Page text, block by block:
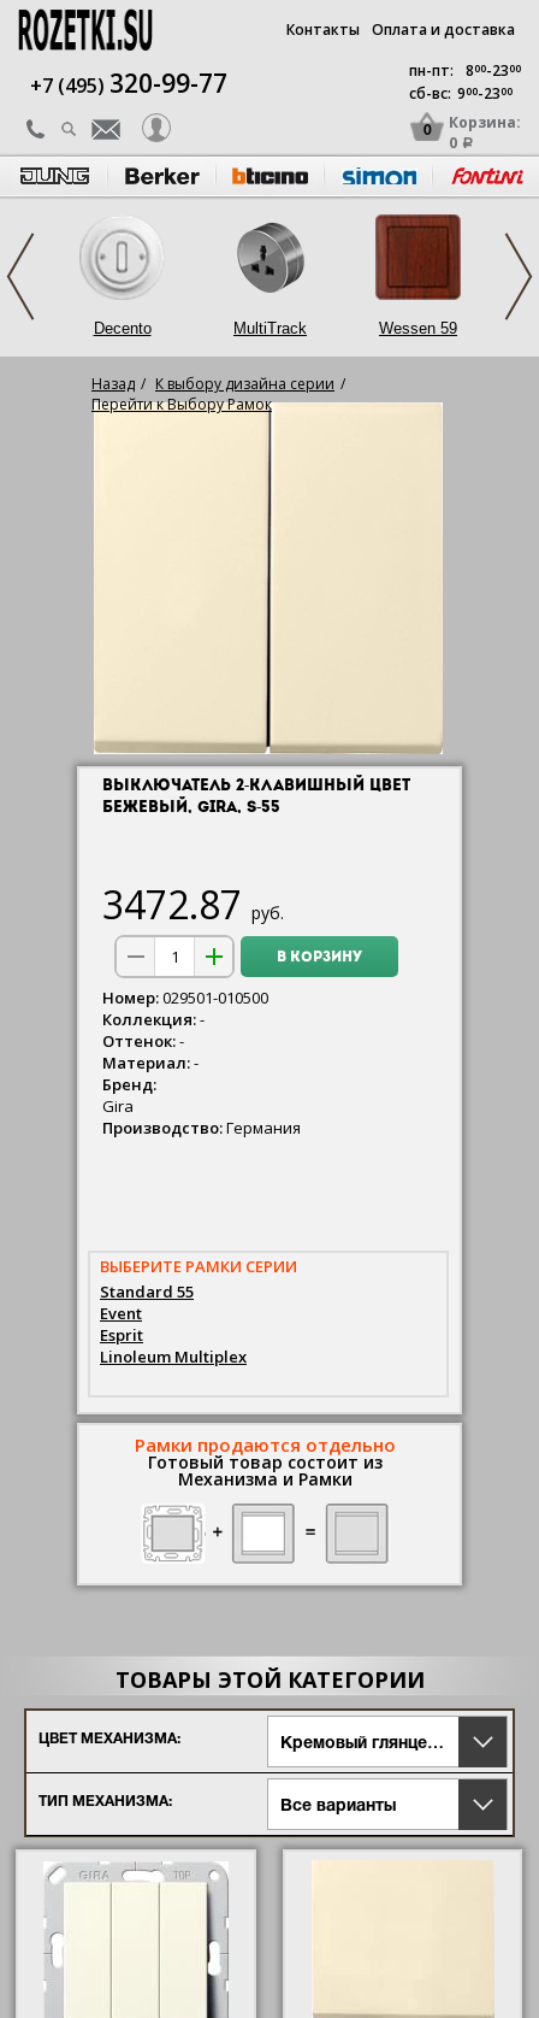
+7 (495) 320-99-77 пн-пт: 800-2300
сб-вс: 900-2300
Контакты Оплата и доставка
0
Корзина:
0 a
Decento MultiTrack Wessen 59
Назад
К выбору дизайна серии
Перейти к Выбору Рамок
ВЫКЛЮЧАТЕЛЬ 2-КЛАВИШНЫЙ ЦВЕТ
БЕЖЕВЫЙ, GIRA, S-55
3472.87 руб.
В КОРЗИНУ
ВЫБЕРИТЕ РАМКИ СЕРИИ
Standard 55
Event
Esprit
Linoleum Multiplex
Номер:029501-010500
Коллекция:-
Оттенок:-
Материал:-
Бренд:
Gira
Производство:Германия
Рамки продаются отдельно
Готовый товар состоит из
Механизма и Рамки
ТОВАРЫ ЭТОЙ КАТЕГОРИИ
ЦВЕТ МЕХАНИЗМА: Кремовый глянцевый
ТИП МЕХАНИЗМА: Все варианты